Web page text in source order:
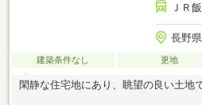
ＪＲ
長野
建築条件なし 更地
閑静な住宅地にあり、眺望の良い土地で